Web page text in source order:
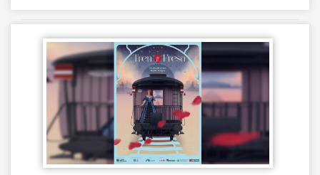
Noticias FFE 20/03/2026